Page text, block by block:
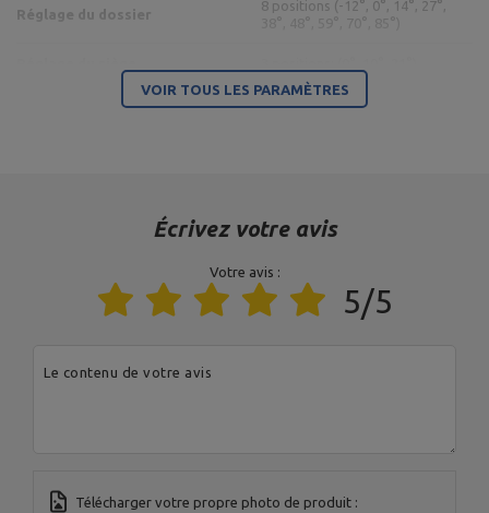
Réglage du dossier
8 positions (-12°, 0°, 14°, 27°,
0,84 m
Entité responsable de ce produit dans l'UE
VOIR TOUS LES PARAMÈTRES
Écrivez votre avis
Votre avis :
5/5
Le contenu de votre avis
Télécharger votre propre photo de produit :